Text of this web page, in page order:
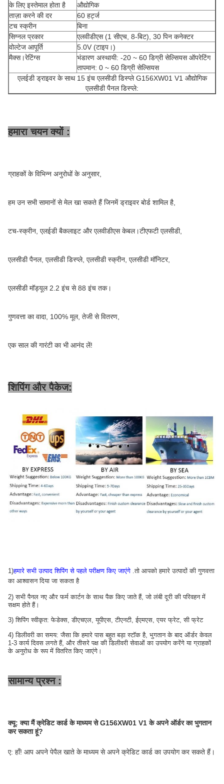
के लिए इस्तेमाल होता है
औद्योगिक
ताज़ा करने की दर
60 हर्ट्ज
टच स्क्रीन
बिना
सिग्नल प्रकार
एलवीडीएस (1 सीएच, 8-बिट), 30 पिन कनेक्टर
वोल्टेज आपूर्ति
5.0V (टाइप।)
मैक्स।रेटिंग्स
भंडारण अस्थायी: -20 ~ 60 डिग्री सेल्सियस ऑपरेटिंग
तापमान: 0 ~ 60 डिग्री सेल्सियस
एलईडी ड्राइवर के साथ 15 इंच एलसीडी डिस्प्ले G156XW01 V1 औद्योगिक
एलसीडी पैनल डिस्प्ले:
हमारा चयन क्यों :
ग्राहकों के विभिन्न अनुरोधों के अनुसार,
हम उन सभी सामानों से मेल खा सकते हैं जिनमें ड्राइवर बोर्ड शामिल है,
टच-स्क्रीन, एलईडी बैकलाइट और एलवीडीएस केबल।टीएफटी एलसीडी,
एलसीडी पैनल, एलसीडी डिस्प्ले, एलसीडी स्क्रीन, एलसीडी मॉनिटर,
एलसीडी मॉड्यूल 2.2 इंच से 88 इंच तक।
गुणवत्ता का वादा, 100% मूल, तेजी से वितरण,
एक साल की गारंटी का भी आनंद लें!
शिपिंग और पैकेज:
1)हमारे सभी उत्पाद शिपिंग से पहले परीक्षण किए जाएंगे .तो आपको हमारे उत्पादों की गुणवत्ता
का आश्वासन दिया जा सकता है
2) सभी पैनल नए और फर्म कार्टन के साथ पैक किए जाते हैं, जो लंबी दूरी की परिवहन में
सक्षम होते हैं।
3) शिपिंग स्वीकृत: फेडेक्स, डीएचएल, यूपीएस, टीएनटी, ईएमएस, एयर फ्रेट, सी फ्रेट
4) डिलीवरी का समय: जैसा कि हमारे पास बहुत बड़ा स्टॉक है, भुगतान के बाद ऑर्डर केवल
1-3 कार्य दिवस लगते हैं, और तीसरे पक्ष की डिलीवरी सेवाओं का उपयोग करेंगे या ग्राहकों
के अनुरोध के रूप में वितरित किए जाएंगे।
सामान्य प्रश्न :
क्यू: क्या मैं क्रेडिट कार्ड के माध्यम से G156XW01 V1 के अपने ऑर्डर का भुगतान
कर सकता हूं?
ए: हाँ! आप अपने पेपैल खाते के माध्यम से अपने क्रेडिट कार्ड का उपयोग कर सकते हैं।